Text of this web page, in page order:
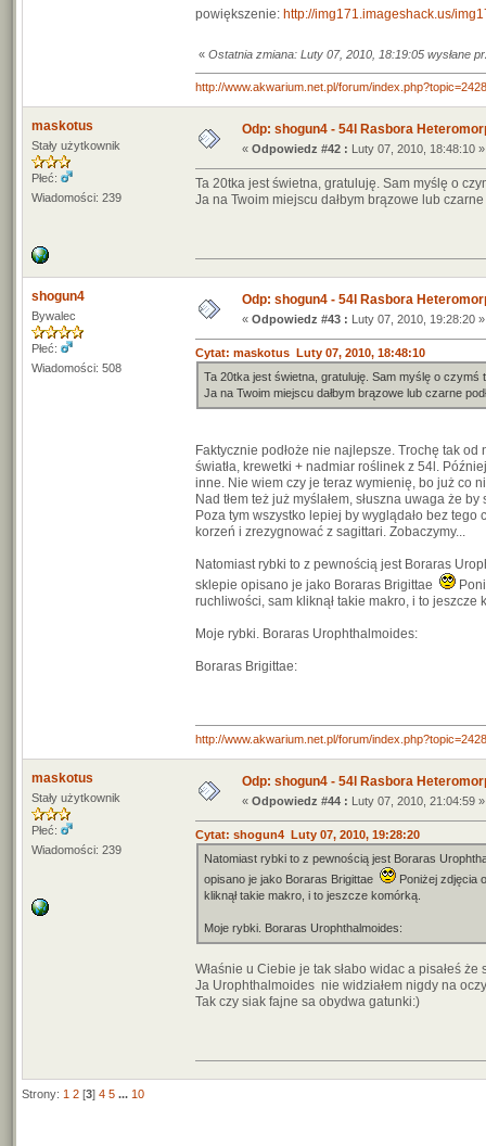
powiększenie: http://img171.imageshack.us/
« Ostatnia zmiana: Luty 07, 2010, 18:19:05 wysłane
http://www.akwarium.net.pl/forum/
maskotus
Stały użytkownik
Płeć:
Wiadomości: 239
Odp: shogun4 - 54l Rasbora
« Odpowiedz #42 : Luty 07, 2010, 18:48:10 »
Ta 20tka jest świetna, gratuluję. Sam myślę o
Ja na Twoim miejscu dałbym brązowe lub
shogun4
Bywalec
Płeć:
Wiadomości: 508
Odp: shogun4 - 54l Rasbora
« Odpowiedz #43 : Luty 07, 2010, 19:28:20 »
Cytat: maskotus Luty 07, 2010, 18:48:10
Ta 20tka jest świetna, gratuluję. Sam myślę o
Ja na Twoim miejscu dałbym brązowe lub czarne
Faktycznie podłoże nie najlepsze. Trochę tak
światła, krewetki + nadmiar roślinek z 54l.
inne. Nie wiem czy je teraz wymienię, bo już co
Nad tłem też już myślałem, słuszna uwaga że
Poza tym wszystko lepiej by wyglądało bez
korzeń i zrezygnować z sagittari. Zobaczymy...
Natomiast rybki to z pewnością jest Boraras
sklepie opisano je jako Boraras Brigittae
ruchliwości, sam kliknął takie makro, i to jeszcze
Moje rybki. Boraras Urophthalmoides:
Boraras Brigittae:
http://www.akwarium.net.pl/forum/
maskotus
Stały użytkownik
Płeć:
Wiadomości: 239
Odp: shogun4 - 54l Rasbora
« Odpowiedz #44 : Luty 07, 2010, 21:04:59 »
Cytat: shogun4 Luty 07, 2010, 19:28:20
Natomiast rybki to z pewnością jest Boraras
opisano je jako Boraras Brigittae
Poniżej zdjęcia
kliknął takie makro, i to jeszcze komórką.
Moje rybki. Boraras Urophthalmoides:
Właśnie u Ciebie je tak słabo widac a pisałeś
Ja Urophthalmoides nie widziałem nigdy na
Tak czy siak fajne sa obydwa gatunki:)
Strony: 1 2 [3] 4 5 ... 10